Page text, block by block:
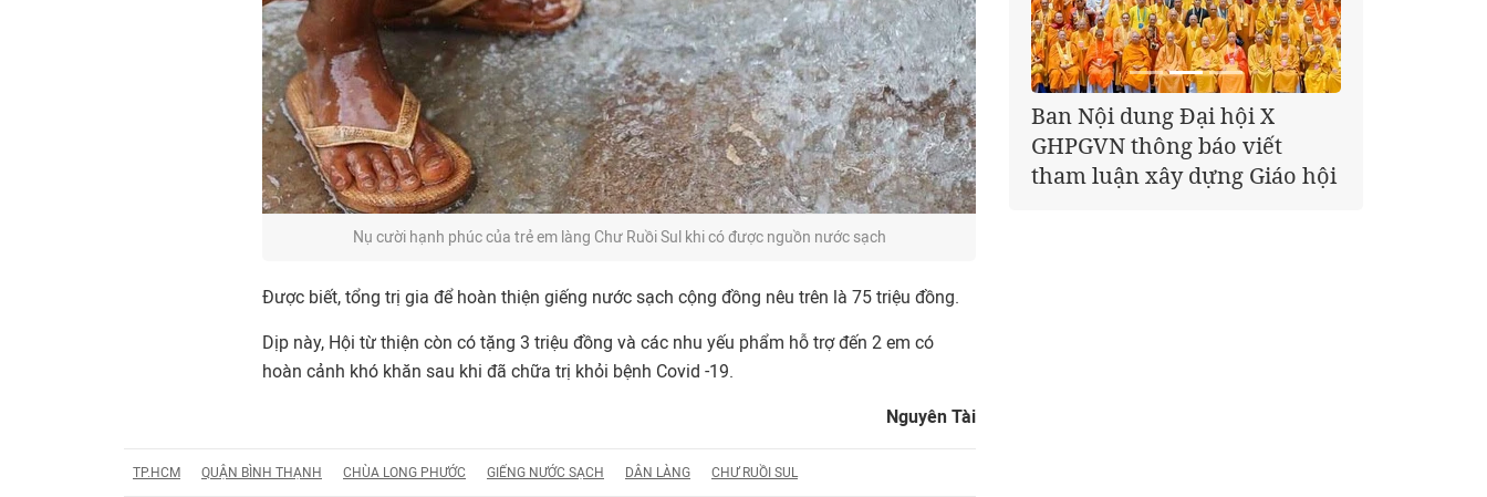
Nụ cười hạnh phúc của trẻ em làng Chư Ruồi Sul khi có được nguồn nước sạch
Được biết, tổng trị gia để hoàn thiện giếng nước sạch cộng đồng nêu trên là 75 triệu đồng.
Dịp này, Hội từ thiện còn có tặng 3 triệu đồng và các nhu yếu phẩm hỗ trợ đến 2 em có
hoàn cảnh khó khăn sau khi đã chữa trị khỏi bệnh Covid -19.
Nguyên Tài
TP.HCM QUẬN BÌNH THẠNH CHÙA LONG PHƯỚC GIẾNG NƯỚC SẠCH DÂN LÀNG CHƯ RUỒI SUL
Giáo hội kêu gọi Tăng Ni,
Phật tử cả nước thể hiện tấm
lòng tri ân trọn vẹn nghĩa